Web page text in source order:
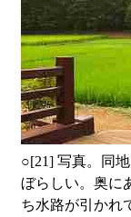
○[21] 写真。同
ぼらしい。奥に
ち水路が引かれ